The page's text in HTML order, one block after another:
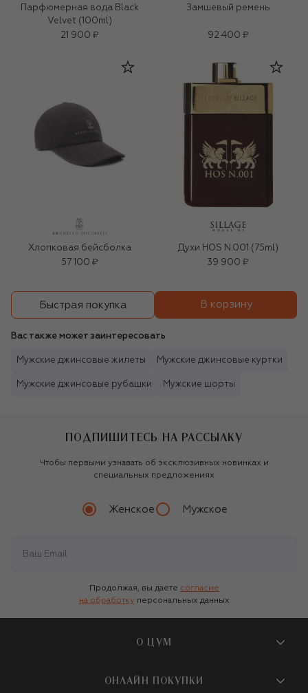
Парфюмерная вода Black
Velvet (100ml)
21 900 ₽
Замшевый ремень
92 400 ₽
Хлопковая бейсболка
57 100 ₽
Духи HOS N.001 (75ml)
39 900 ₽
Быстрая покупка В корзину
Вас также может заинтересовать
Мужские джинсовые жилеты Мужские джинсовые куртки
Мужские джинсовые рубашки Мужские шорты
ПОДПИШИТЕСЬ НА РАССЫЛКУ
Чтобы первыми узнавать об эксклюзивных новинках и
специальных предложениях
Женское Мужское
Продолжая, вы даете согласие
на обработку персональных данных
О ЦУМ
О магазине
ОНЛАЙН ПОКУПКИ